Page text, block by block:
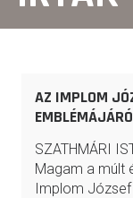
AZ IMPLOM
SZATHMÁRI
Magam a múlt
Implom József